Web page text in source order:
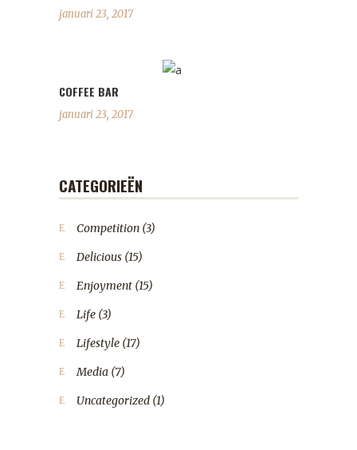
januari 23, 2017
COFFEE BAR
januari 23, 2017
CATEGORIEËN
Competition (3)
Delicious (15)
Enjoyment (15)
Life (3)
Lifestyle (17)
Media (7)
Uncategorized (1)